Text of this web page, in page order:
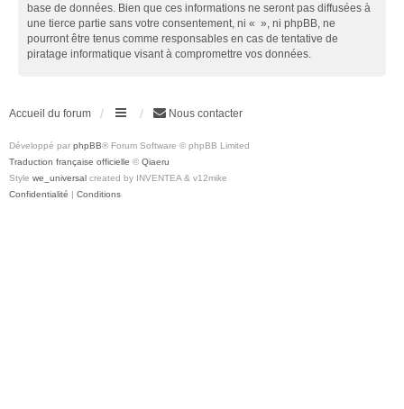
base de données. Bien que ces informations ne seront pas diffusées à
une tierce partie sans votre consentement, ni « », ni phpBB, ne
pourront être tenus comme responsables en cas de tentative de
piratage informatique visant à compromettre vos données.
Accueil du forum Nous contacter
Développé par phpBB® Forum Software © phpBB Limited
Traduction française officielle © Qiaeru
Style we_universal created by INVENTEA & v12mike
Confidentialité | Conditions